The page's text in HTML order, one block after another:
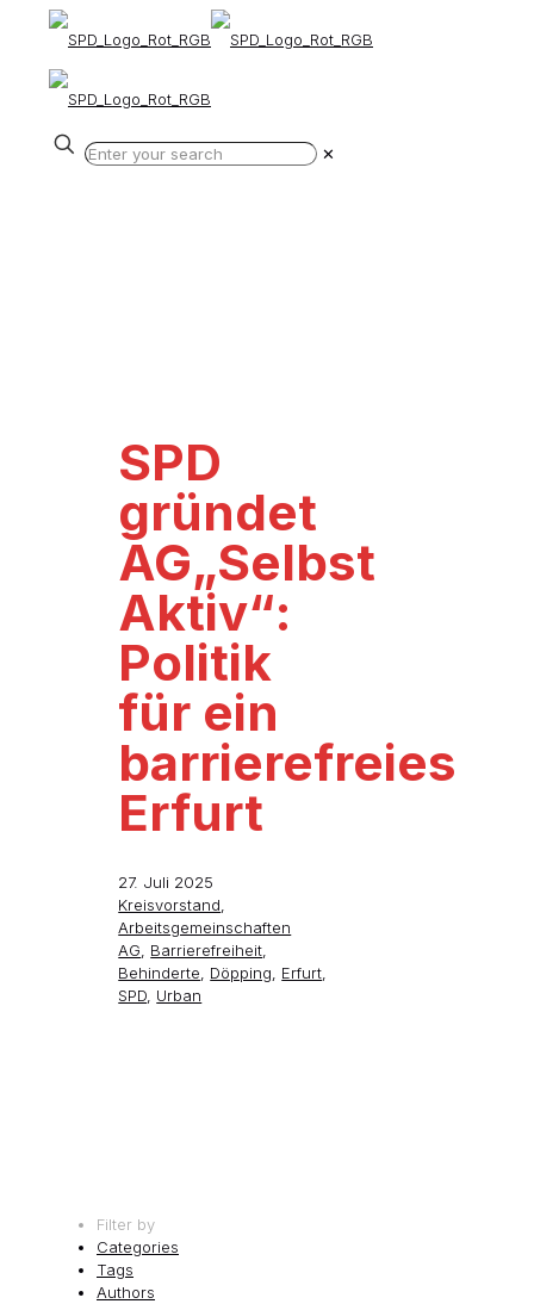
✕
SPD
gründet
AG„Selbst
Aktiv“:
Politik
für ein
barrierefreies
Erfurt
27. Juli 2025
Kreisvorstand,
Arbeitsgemeinschaften
AG, Barrierefreiheit,
Behinderte, Döpping, Erfurt,
SPD, Urban
Filter by
Categories
Tags
Authors